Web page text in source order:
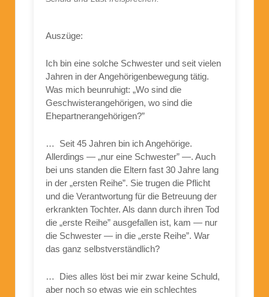
Auszüge:
Ich bin eine solche Schwester und seit vielen
Jahren in der Angehörigenbewegung tätig.
Was mich beunruhigt: „Wo sind die
Geschwisterangehörigen, wo sind die
Ehepartnerangehörigen?”
… Seit 45 Jahren bin ich Angehörige.
Allerdings — „nur eine Schwester” —. Auch
bei uns standen die Eltern fast 30 Jahre lang
in der „ersten Reihe”. Sie trugen die Pflicht
und die Verantwortung für die Betreuung der
erkrankten Tochter. Als dann durch ihren Tod
die „erste Reihe” ausgefallen ist, kam — nur
die Schwester — in die „erste Reihe”. War
das ganz selbstverständlich?
… Dies alles löst bei mir zwar keine Schuld,
aber noch so etwas wie ein schlechtes